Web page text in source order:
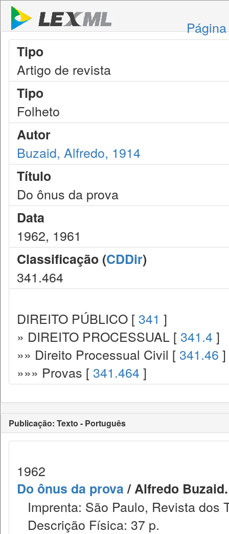
Tipo
Artigo de revista
Tipo
Folheto
Autor
Buzaid, Alfredo, 1914
Título
Do ônus da prova
Data
1962, 1961
Classificação (CDDir)
341.464
DIREITO PÚBLICO [ 341 ]
» DIREITO PROCESSUAL [ 341.4 ]
»» Direito Processual Civil [ 341.46 ]
»»» Provas [ 341.464 ]
Publicação: Texto - Português
1962
Do ônus da prova/ Alfredo Buzaid.
Imprenta: São Paulo, Revista dos
Descrição Física: 37 p.